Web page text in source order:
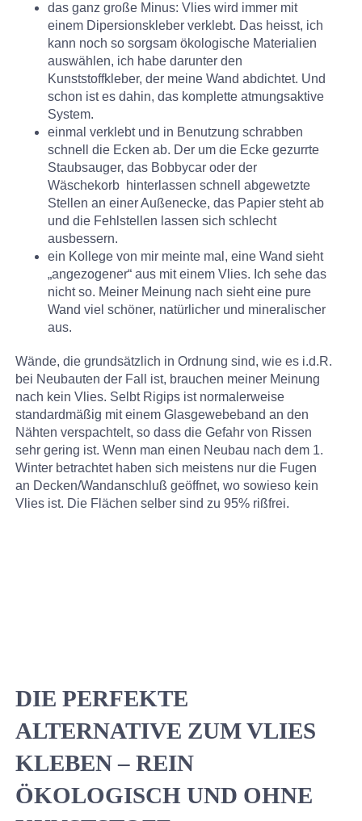
das ganz große Minus: Vlies wird immer mit
einem Dipersionskleber verklebt. Das heisst, ich
kann noch so sorgsam ökologische Materialien
auswählen, ich habe darunter den
Kunststoffkleber, der meine Wand abdichtet. Und
schon ist es dahin, das komplette atmungsaktive
System.
einmal verklebt und in Benutzung schrabben
schnell die Ecken ab. Der um die Ecke gezurrte
Staubsauger, das Bobbycar oder der
Wäschekorb hinterlassen schnell abgewetzte
Stellen an einer Außenecke, das Papier steht ab
und die Fehlstellen lassen sich schlecht
ausbessern.
ein Kollege von mir meinte mal, eine Wand sieht
„angezogener“ aus mit einem Vlies. Ich sehe das
nicht so. Meiner Meinung nach sieht eine pure
Wand viel schöner, natürlicher und mineralischer
aus.
Wände, die grundsätzlich in Ordnung sind, wie es i.d.R.
bei Neubauten der Fall ist, brauchen meiner Meinung
nach kein Vlies. Selbt Rigips ist normalerweise
standardmäßig mit einem Glasgewebeband an den
Nähten verspachtelt, so dass die Gefahr von Rissen
sehr gering ist. Wenn man einen Neubau nach dem 1.
Winter betrachtet haben sich meistens nur die Fugen
an Decken/Wandanschluß geöffnet, wo sowieso kein
Vlies ist. Die Flächen selber sind zu 95% rißfrei.
DIE PERFEKTE
ALTERNATIVE ZUM VLIES
KLEBEN – REIN
ÖKOLOGISCH UND OHNE